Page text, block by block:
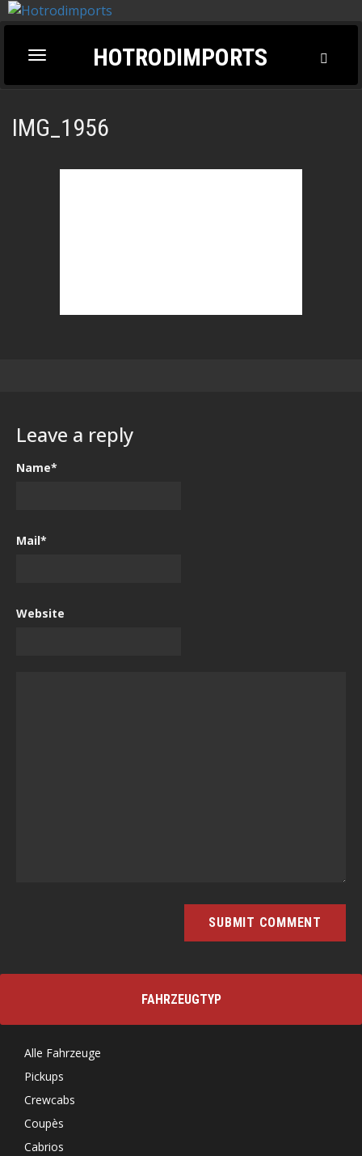
Toggle
navigation
HOTRODIMPORTS
IMG_1956
Leave a reply
Name*
Mail*
Website
FAHRZEUGTYP
Alle Fahrzeuge
Pickups
Crewcabs
Coupès
Cabrios